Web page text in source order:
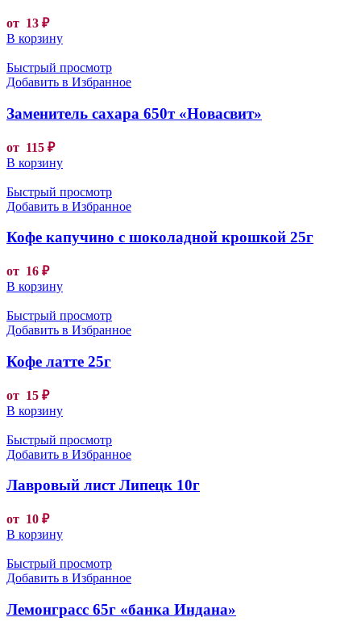
от 13 ₽
В корзину
Быстрый просмотр
Добавить в Избранное
Заменитель сахара 650т «Новасвит»
от 115 ₽
В корзину
Быстрый просмотр
Добавить в Избранное
Кофе капучино с шоколадной крошкой 25г
от 16 ₽
В корзину
Быстрый просмотр
Добавить в Избранное
Кофе латте 25г
от 15 ₽
В корзину
Быстрый просмотр
Добавить в Избранное
Лавровый лист Липецк 10г
от 10 ₽
В корзину
Быстрый просмотр
Добавить в Избранное
Лемонграсс 65г «банка Индана»